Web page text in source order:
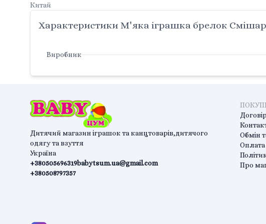
Китай
Характеристики М'яка іграшка брелок
Виробник
Дитячий магазин іграшок та канцтоварів,дитячого
одягу та взуття
Україна
+380505696319
+380508797357
babytsum.ua@gmail.com
Обмін
Оплата
Про